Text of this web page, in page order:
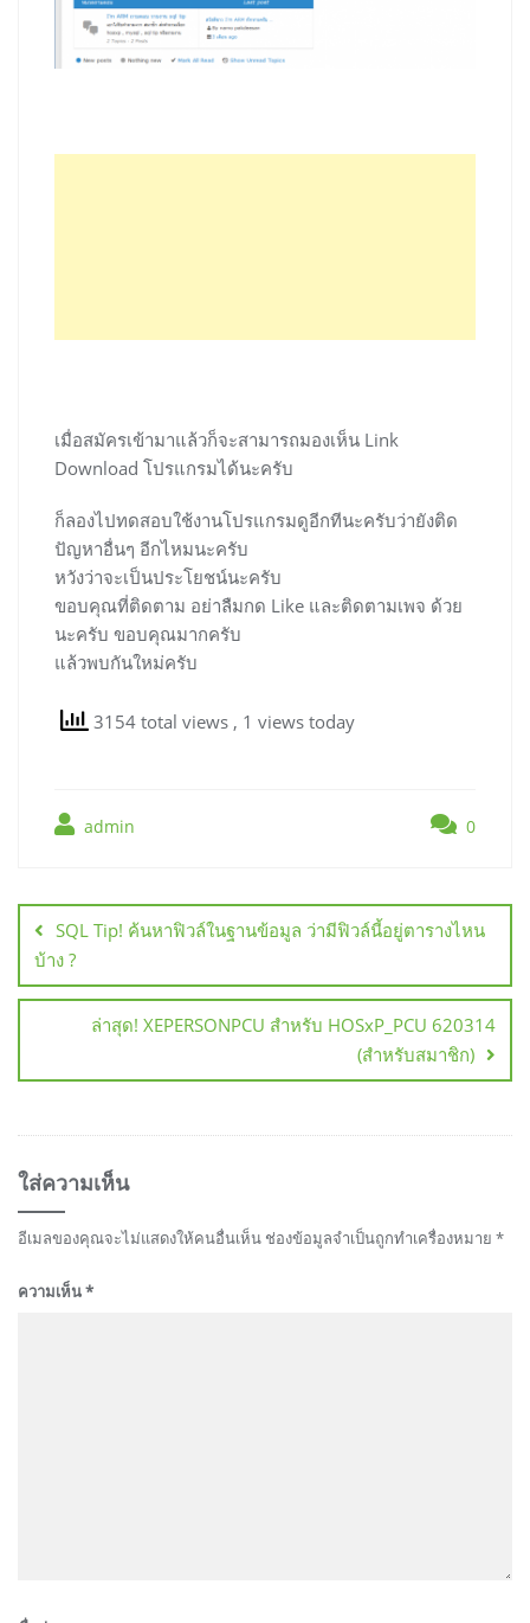
เมื่อสมัครเข้ามาแล้วก็จะสามารถมองเห็น Link
Download โปรแกรมได้นะครับ
ก็ลองไปทดสอบใช้งานโปรแกรมดูอีกทีนะครับว่ายังติด
ปัญหาอื่นๆ อีกไหมนะครับ
หวังว่าจะเป็นประโยชน์นะครับ
ขอบคุณที่ติดตาม อย่าลืมกด Like และติดตามเพจ ด้วย
นะครับ ขอบคุณมากครับ
แล้วพบกันใหม่ครับ
3154 total views , 1 views today
admin 0
เรื่องSQL Tip! ค้นหาฟิวล์ในฐานข้อมูล ว่ามีฟิวล์นี้อยู่ตารางไหน
บ้าง ?
ล่าสุด! XEPERSONPCU สำหรับ HOSxP_PCU 620314
(สำหรับสมาชิก)
ใส่ความเห็น
อีเมลของคุณจะไม่แสดงให้คนอื่นเห็น ช่องข้อมูลจำเป็นถูกทำเครื่องหมาย *
ความเห็น*